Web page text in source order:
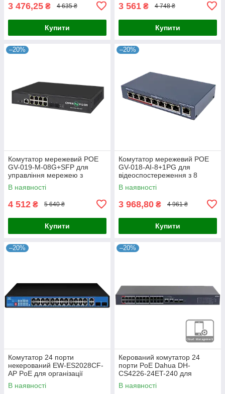
3 476,25 ₴ 4 635 ₴
Купити
3 561 ₴ 4 748 ₴
Купити
–20%
Комутатор мережевий POE
GV-019-M-08G+SFP для
управління мережею з
підтримкою PoE та оптичним
підключенням
В наявності
4 512 ₴ 5 640 ₴
Купити
–20%
Комутатор мережевий POE
GV-018-AI-8+1PG для
відеоспостереження з 8
портами 10/100 Mbit та
підтримкою живлення на
В наявності
3 968,80 ₴ 4 961 ₴
Купити
–20%
Комутатор 24 порти
некерований EW-ES2028CF-
AP PoE для організації
мережевої інфраструктури з
віддаленим керуванням та
В наявності
–20%
Керований комутатор 24
порти PoE Dahua DH-
CS4226-24ET-240 для
організації мережі та
живлення IP-камер і
В наявності